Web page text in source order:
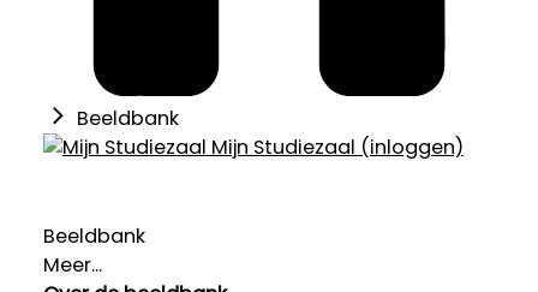
Beeldbank
Mijn Studiezaal (inloggen)
Beeldbank
Meer...